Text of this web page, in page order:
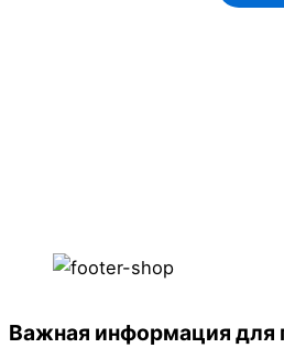
Важная информация для